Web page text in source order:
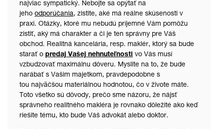
najviac sympatický. Nebojte sa opýtať na
jeho odporúčania, zistite, aké má reálne skúsenosti v
praxi. Otázky, ktoré mu nebudú príjemné Vám pomôžu
zistiť, aký má charakter a či je ten správny pre Váš
obchod. Realitná kancelária, resp. maklér, ktorý sa bude
starať o predaj Vašej nehnuteľnosti vo Vás musí
vzbudzovať maximálnu dôveru. Myslite na to, že bude
narábať s Vašim majetkom, pravdepodobne s
tou najväčšou materiálnou hodnotou, čo v živote máte.
Toto všetko sú dôvody, prečo sme názoru, že nájsť
správneho realitného makléra je rovnako dôležité ako keď
riešite tému, kto bude Váš advokát alebo doktor.